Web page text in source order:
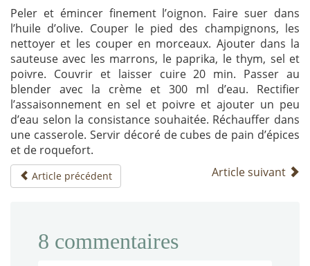
Peler et émincer finement l’oignon. Faire suer dans
l’huile d’olive. Couper le pied des champignons, les
nettoyer et les couper en morceaux. Ajouter dans la
sauteuse avec les marrons, le paprika, le thym, sel et
poivre. Couvrir et laisser cuire 20 min. Passer au
blender avec la crème et 300 ml d’eau. Rectifier
l’assaisonnement en sel et poivre et ajouter un peu
d’eau selon la consistance souhaitée. Réchauffer dans
une casserole. Servir décoré de cubes de pain d’épices
et de roquefort.
Article précédent Article suivant
8 commentaires